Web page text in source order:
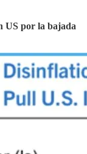
US por la bajada